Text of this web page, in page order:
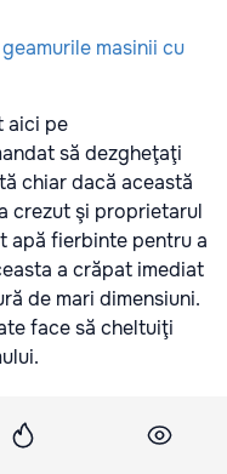
aici pe
să dezgheţaţi
chiar dacă această
crezut şi proprietarul
apă fierbinte pentru a
a crăpat imediat
de mari dimensiuni.
face să cheltuiţi